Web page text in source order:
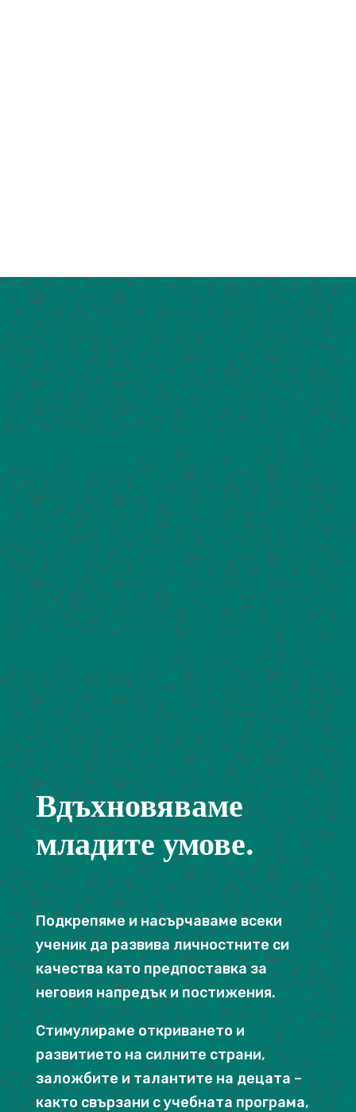
Вдъхновяваме
младите умове.
Подкрепяме и насърчаваме всеки
ученик да развива личностните си
качества като предпоставка за
неговия напредък и постижения.
Стимулираме откриването и
развитието на силните страни,
заложбите и талантите на децата –
както свързани с учебната програма,